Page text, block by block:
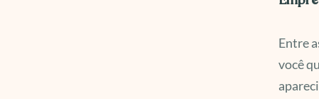
Entre
você